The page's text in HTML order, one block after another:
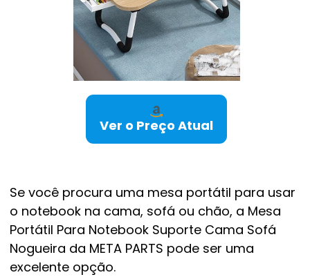
Ver o Preço Atual
Se você procura uma mesa portátil para usar
o notebook na cama, sofá ou chão, a Mesa
Portátil Para Notebook Suporte Cama Sofá
Nogueira da META PARTS pode ser uma
excelente opção.